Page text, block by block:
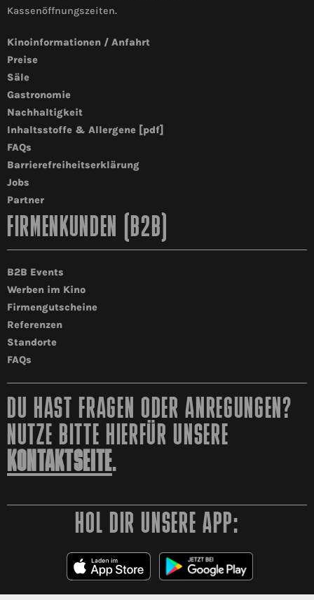
Kassenöffnungszeiten.
Kinoinformationen / Anfahrt
Preise
Säle
Gastronomie
Nachhaltigkeit
Inhaltsstoffe & Allergene [pdf]
FAQs
Barrierefreiheitserklärung
Jobs
Partner
FIRMENKUNDEN (B2B)
B2B Events
Werben im Kino
Firmengutscheine
Referenzen
Standorte
FAQs
DU HAST FRAGEN ODER ANREGUNGEN?
NUTZE BITTE HIERFÜR UNSERE
KONTAKTSEITE.
HOL DIR UNSERE APP: